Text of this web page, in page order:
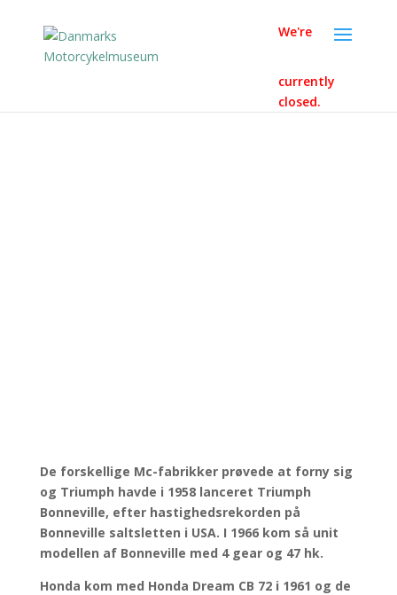
We're
currently
closed.
De forskellige Mc-fabrikker prøvede at forny sig
og Triumph havde i 1958 lanceret Triumph
Bonneville, efter hastighedsrekorden på
Bonneville saltsletten i USA. I 1966 kom så unit
modellen af Bonneville med 4 gear og 47 hk.
Honda kom med Honda Dream CB 72 i 1961 og de